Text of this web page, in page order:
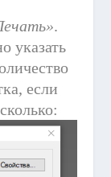
.
указать
если